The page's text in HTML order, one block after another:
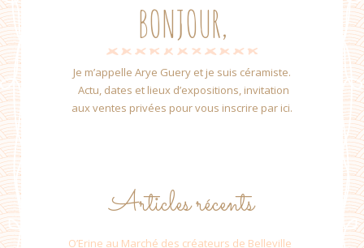
BONJOUR,
Je m’appelle Arye Guery et je suis céramiste.
Actu, dates et lieux d’expositions, invitation
aux ventes privées pour vous inscrire par ici.
Articles récents
O’Erine au Marché des créateurs de Belleville